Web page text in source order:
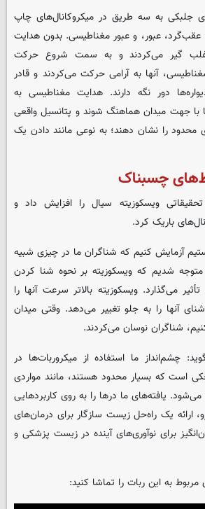
جلبکی به سه طریق در میکروکانال‌های چاپ
عبور، و عبور مغناطیسی. بدون هدایت
گیر می‌کردند و به سمت شروع حرکت
آنها به آرامی حرکت می‌کردند و قادر
دور نگه دارند. هدایت مغناطیسی به
با جهت میدان هماهنگ شوند و پتانسیل واقعی
محدود را نشان دهند؛ به نوعی مانند دادن یک
چسبناک
ویسکوزیته سیال را افزایش داد و
باریک کرد.
آزمایش کنیم که شناگران ما در چیزی شبیه
شدیم که ویسکوزیته بر نحوه شنا کردن
می‌گذارد. ویسکوزیته بالاتر سرعت آنها را
آنها را به جلو تغییر می‌دهد. وقتی میدان
شناگران نوسان می‌کردند.
چشم‌انداز ما استفاده از میکروربات‌ها در
است که بسیار محدود هستند، مانند مواردی
یافته‌های ما درها را به روی کاربردهایی
ارائه یک راه‌حل زیست سازگار برای درمان‌های
برای نوآوری‌های آینده در زیست پزشکی و
مربوط به این ربات را تماشا کنید: